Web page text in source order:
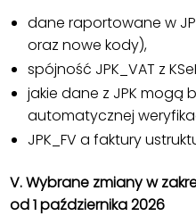
dane raportowane w
oraz nowe kody),
spójność JPK_VAT z
jakie dane z JPK mogą
automatycznej
JPK_FV a faktury
V. Wybrane zmiany w
od 1 października 2026